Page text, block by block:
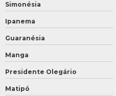
Simonésia
Ipanema
Guaranésia
Manga
Presidente Olegário
Matipó